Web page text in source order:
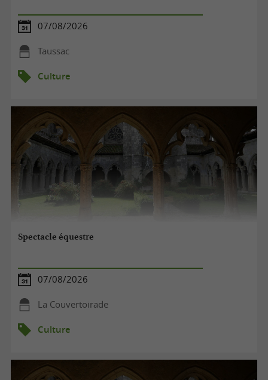
07/08/2026
Taussac
Culture
Spectacle équestre
07/08/2026
La Couvertoirade
Culture